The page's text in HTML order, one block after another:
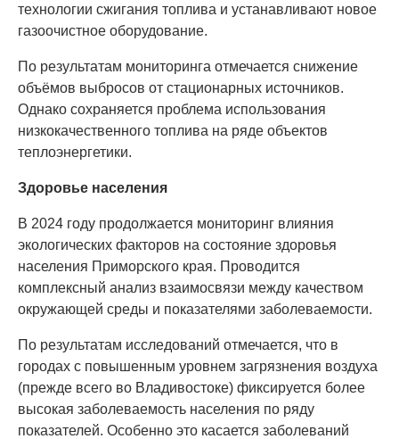
технологии сжигания топлива и устанавливают новое
газоочистное оборудование.
По результатам мониторинга отмечается снижение
объёмов выбросов от стационарных источников.
Однако сохраняется проблема использования
низкокачественного топлива на ряде объектов
теплоэнергетики.
Здоровье населения
В 2024 году продолжается мониторинг влияния
экологических факторов на состояние здоровья
населения Приморского края. Проводится
комплексный анализ взаимосвязи между качеством
окружающей среды и показателями заболеваемости.
По результатам исследований отмечается, что в
городах с повышенным уровнем загрязнения воздуха
(прежде всего во Владивостоке) фиксируется более
высокая заболеваемость населения по ряду
показателей. Особенно это касается заболеваний